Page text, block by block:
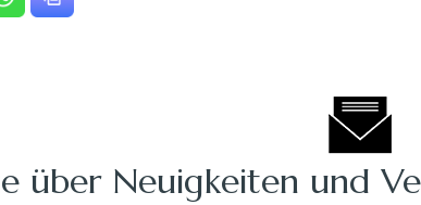
über Neuigkeiten und